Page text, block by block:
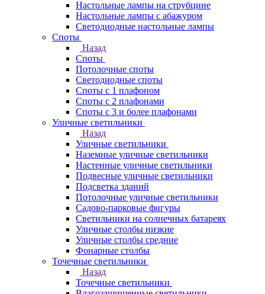
Настольные лампы на струбцине
Настольные лампы с абажуром
Светодиодные настольные лампы
Споты
Назад
Споты
Потолочные споты
Светодиодные споты
Споты с 1 плафоном
Споты с 2 плафонами
Споты с 3 и более плафонами
Уличные светильники
Назад
Уличные светильники
Наземные уличные светильники
Настенные уличные светильники
Подвесные уличные светильники
Подсветка зданий
Потолочные уличные светильники
Садово-парковые фигуры
Светильники на солнечных батареях
Уличные столбы низкие
Уличные столбы средние
Фонарные столбы
Точечные светильники
Назад
Точечные светильники